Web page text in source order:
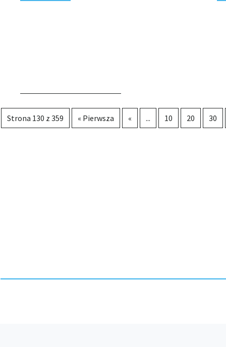
Strona 130 z 359 « Pierwsza « ... 10 20 30